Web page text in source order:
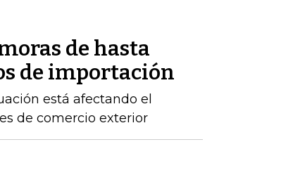
de hasta
de importación
está afectando el
de comercio exterior